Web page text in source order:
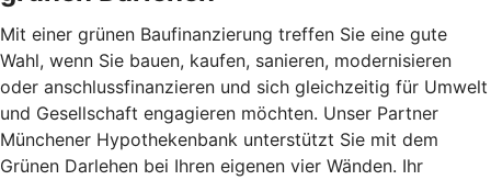
Mit einer grünen Baufinanzierung treffen Sie eine gute
Wahl, wenn Sie bauen, kaufen, sanieren, modernisieren
oder anschlussfinanzieren und sich gleichzeitig für Umwelt
und Gesellschaft engagieren möchten. Unser Partner
Münchener Hypothekenbank unterstützt Sie mit dem
Grünen Darlehen bei Ihren eigenen vier Wänden. Ihr